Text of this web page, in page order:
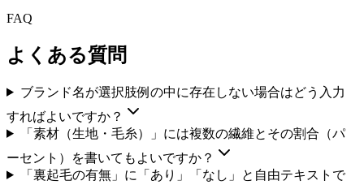
FAQ
よくある質問
ブランド名が選択肢例の中に存在しない場合はどう入力
すればよいですか？
「素材（生地・毛糸）」には複数の繊維とその割合（パ
ーセント）を書いてもよいですか？
「裏起毛の有無」に「あり」「なし」と自由テキストで